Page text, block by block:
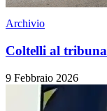
Archivio
Coltelli al
9 Febbraio 2026